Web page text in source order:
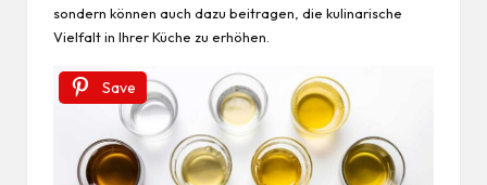
sondern können auch dazu beitragen, die kulinarische
Vielfalt in Ihrer Küche zu erhöhen.
Save